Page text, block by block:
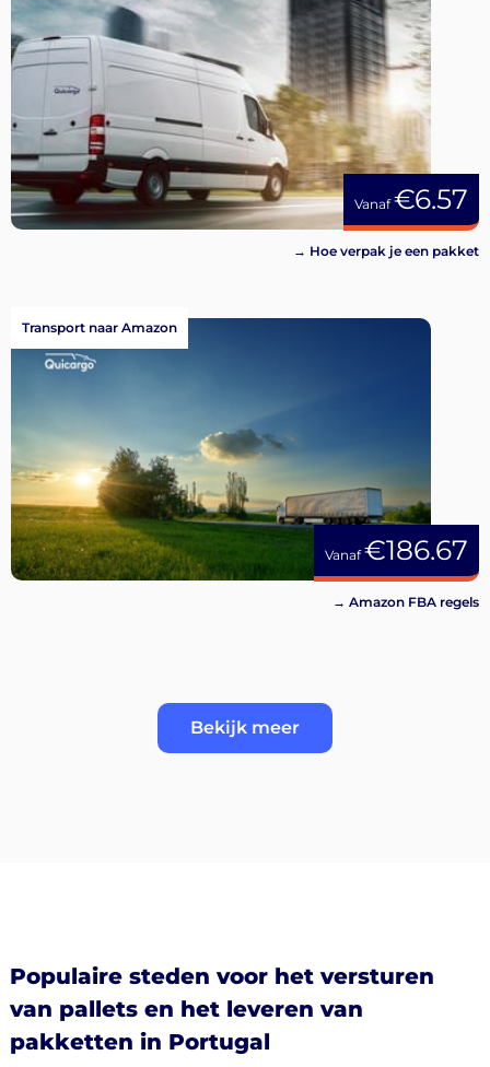
Vanaf€6.57
→ Hoe verpak je een pakket
Vanaf€186.67
Transport naar Amazon
→ Amazon FBA regels
Bekijk meer
Populaire steden voor het versturen
van pallets en het leveren van
pakketten in Portugal